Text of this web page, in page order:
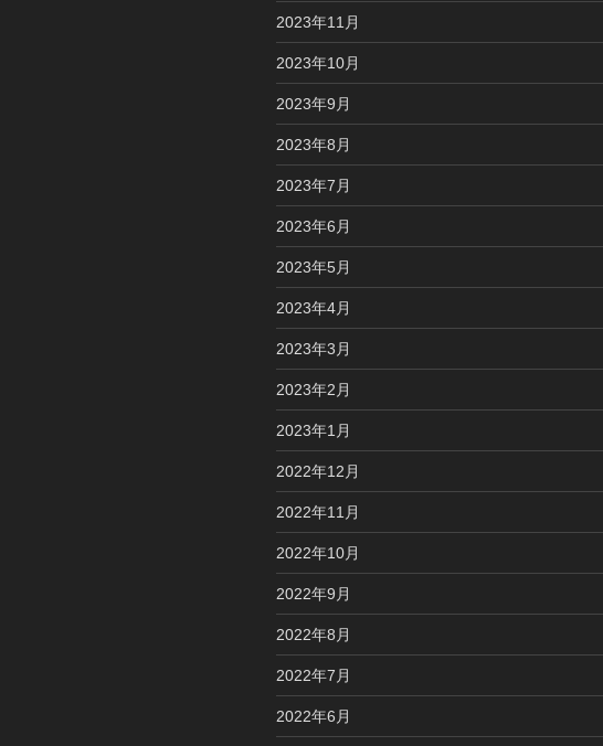
2023年11月
2023年10月
2023年9月
2023年8月
2023年7月
2023年6月
2023年5月
2023年4月
2023年3月
2023年2月
2023年1月
2022年12月
2022年11月
2022年10月
2022年9月
2022年8月
2022年7月
2022年6月